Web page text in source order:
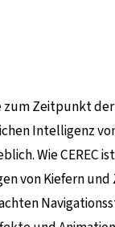
zum Zeitpunkt
Intelligenz
Wie CEREC
von Kiefern und